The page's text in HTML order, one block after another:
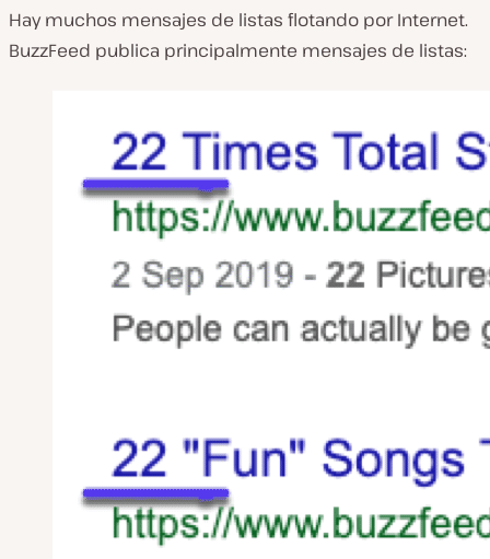
Hay muchos mensajes de listas flotando por Internet.
BuzzFeed publica principalmente mensajes de listas: